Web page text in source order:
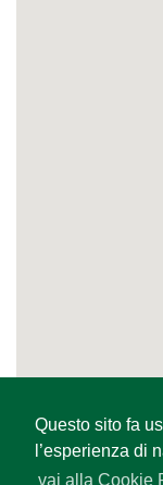
Questo sito fa
l’esperienza di
vai alla Cookie